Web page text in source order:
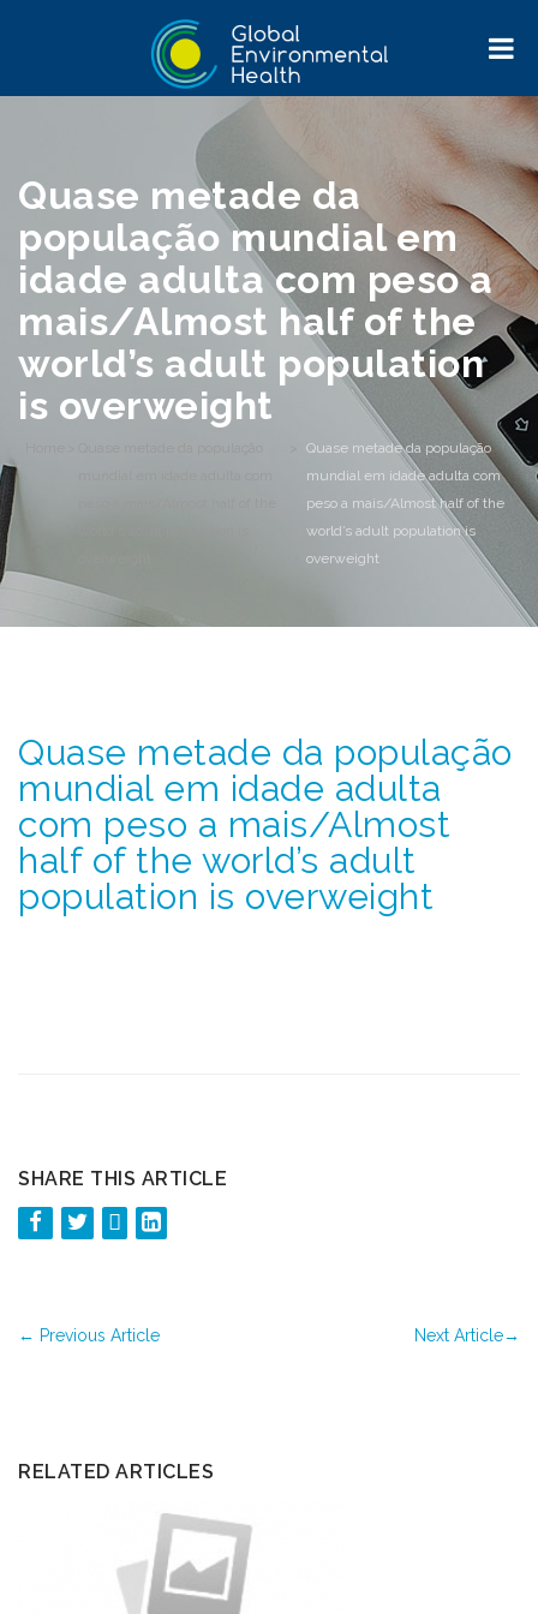
Quase metade da
população mundial em
idade adulta com peso a
mais/Almost half of the
world’s adult population
is overweight
Quase metade da população
mundial em idade adulta com
peso a mais/Almost half of the
world’s adult population is
overweight
Quase metade da população
mundial em idade adulta
com peso a mais/Almost
half of the world’s adult
population is overweight
SHARE THIS ARTICLE
← Previous Article Next Article→
RELATED ARTICLES